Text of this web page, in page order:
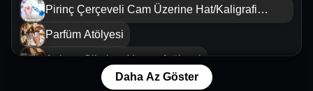
Pirinç Çerçeveli Cam Üzerine Hat/Kaligrafi
Parfüm Atölyesi
Artisan Çikolata Yapım Atölyesi
Tezhip Atölyesi
Daha Az Göster